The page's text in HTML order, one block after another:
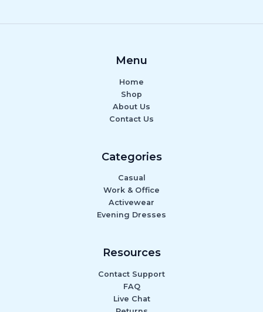
Menu
Home
Shop
About Us
Contact Us
Categories
Casual
Work & Office
Activewear
Evening Dresses
Resources
Contact Support
FAQ
Live Chat